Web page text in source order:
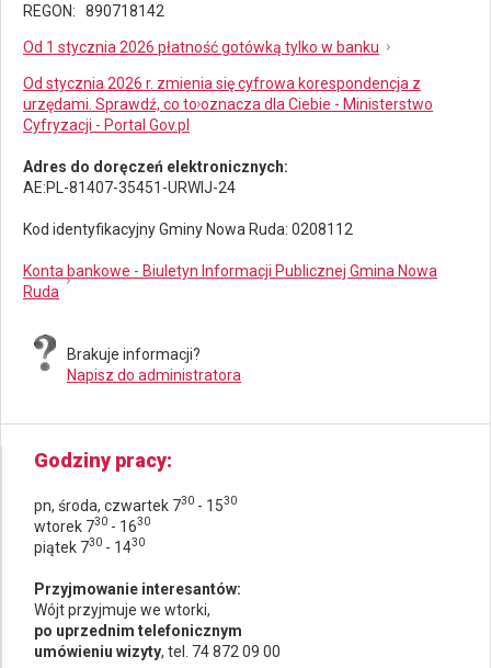
REGON: 890718142
Od 1 stycznia 2026 płatność gotówką tylko w banku
Od stycznia 2026 r. zmienia się cyfrowa korespondencja z
urzędami. Sprawdź, co to oznacza dla Ciebie - Ministerstwo
Cyfryzacji - Portal Gov.pl
Adres do doręczeń elektronicznych:
AE:PL-81407-35451-URWIJ-24
Kod identyfikacyjny Gminy Nowa Ruda: 0208112
Konta bankowe - Biuletyn Informacji Publicznej Gmina Nowa
Ruda
Brakuje informacji?
Napisz do administratora
Godziny pracy
pn, środa, czwartek 730 - 1530
wtorek 730 - 1630
piątek 730 - 1430
Przyjmowanie interesantów:
Wójt przyjmuje we wtorki,
po uprzednim telefonicznym
umówieniu wizyty, tel. 74 872 09 00